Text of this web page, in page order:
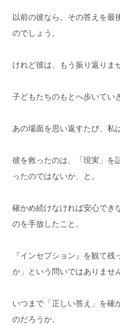
以前の彼なら、その答えを最
のでしょう。
けれど彼は、もう振り返りま
子どもたちのもとへ歩いてい
あの場面を思い返すたび、私
彼を救ったのは、「現実」を
ったのではないか、と。
確かめ続けなければ安心でき
のを手放したこと。
『インセプション』を観て残
か」という問いではありませ
いつまで「正しい答え」を確
のだろうか。